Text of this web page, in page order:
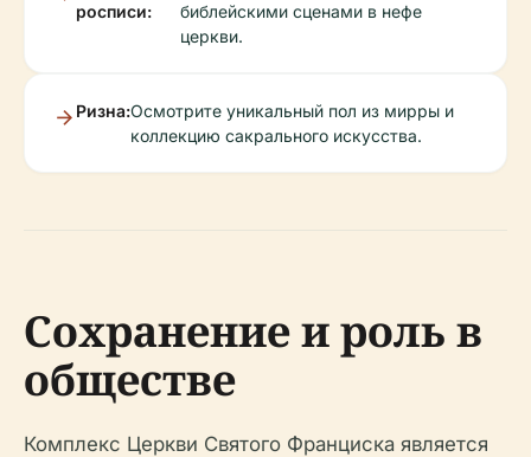
росписи:
библейскими сценами в нефе
церкви.
Ризна:Осмотрите уникальный пол из мирры и
коллекцию сакрального искусства.
Сохранение и роль в
обществе
Комплекс Церкви Святого Франциска является